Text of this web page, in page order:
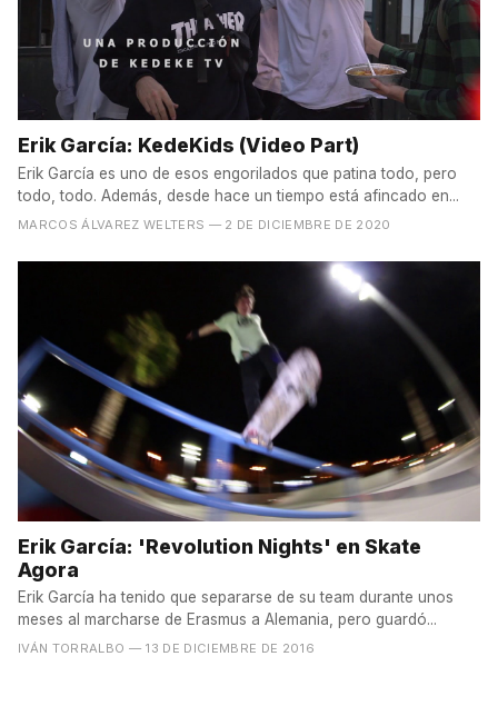
Erik García: KedeKids (Video Part)
Erik García es uno de esos engorilados que patina todo, pero
todo, todo. Además, desde hace un tiempo está afincado en...
MARCOS ÁLVAREZ WELTERS — 2 DE DICIEMBRE DE 2020
Erik García: 'Revolution Nights' en Skate
Agora
Erik García ha tenido que separarse de su team durante unos
meses al marcharse de Erasmus a Alemania, pero guardó...
IVÁN TORRALBO — 13 DE DICIEMBRE DE 2016